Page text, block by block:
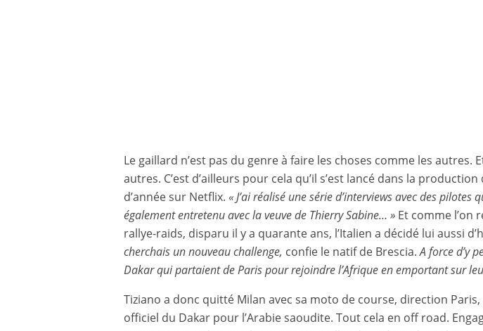
Le gaillard n’est pas du genre à faire les choses comme les
autres. C’est d’ailleurs pour cela qu’il s’est lancé dans la
d’année sur Netflix. « J’ai réalisé une série d’interviews avec des
également entretenu avec la veuve de Thierry Sabine… » Et comme l’on
rallye-raids, disparu il y a quarante ans, l’Italien a décidé lui aussi
cherchais un nouveau challenge, confie le natif de Brescia.A force d’y
Dakar qui partaient de Paris pour rejoindre l’Afrique en emportant sur
Tiziano a donc quitté Milan avec sa moto de course, direction
officiel du Dakar pour l’Arabie saoudite. Tout cela en off road.